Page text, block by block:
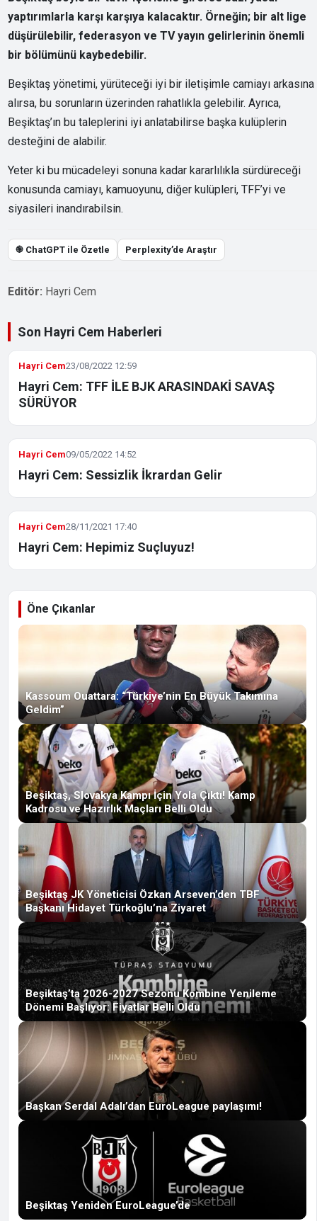
yaptırımlarla karşı karşıya kalacaktır. Örneğin; bir alt lige
düşürülebilir, federasyon ve TV yayın gelirlerinin önemli
bir bölümünü kaybedebilir.
Beşiktaş yönetimi, yürüteceği iyi bir iletişimle camiayı arkasına
alırsa, bu sorunların üzerinden rahatlıkla gelebilir. Ayrıca,
Beşiktaş’ın bu taleplerini iyi anlatabilirse başka kulüplerin
desteğini de alabilir.
Yeter ki bu mücadeleyi sonuna kadar kararlılıkla sürdüreceği
konusunda camiayı, kamuoyunu, diğer kulüpleri, TFF’yi ve
siyasileri inandırabilsin.
֎ ChatGPT ile Özetle Perplexity’de Araştır
Editör: Hayri Cem
Son Hayri Cem Haberleri
Hayri Cem23/08/2022 12:59
Hayri Cem: TFF İLE BJK ARASINDAKİ SAVAŞ
SÜRÜYOR
Hayri Cem09/05/2022 14:52
Hayri Cem: Sessizlik İkrardan Gelir
Hayri Cem28/11/2021 17:40
Hayri Cem: Hepimiz Suçluyuz!
Öne Çıkanlar
Kassoum Ouattara: “Türkiye’nin En Büyük Takımına
Geldim”
Beşiktaş, Slovakya Kampı İçin Yola Çıktı! Kamp
Kadrosu ve Hazırlık Maçları Belli Oldu
Beşiktaş JK Yöneticisi Özkan Arseven’den TBF
Başkanı Hidayet Türkoğlu’na Ziyaret
Beşiktaş’ta 2026-2027 Sezonu Kombine Yenileme
Dönemi Başlıyor: Fiyatlar Belli Oldu
Başkan Serdal Adalı’dan EuroLeague paylaşımı!
Beşiktaş Yeniden EuroLeague’de